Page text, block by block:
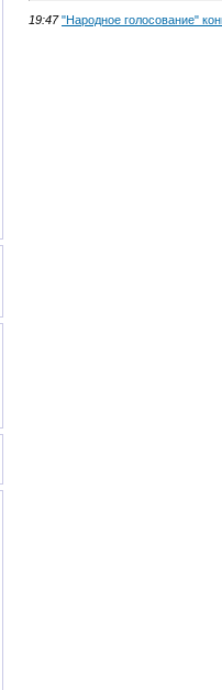
19:47 "Народное голосование"